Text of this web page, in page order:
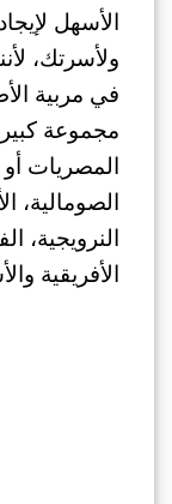
الأسهل
ولأسرتك،
في مربية
مجموعة
المصريات
الصومالية،
النرويجية،
الأفريقية